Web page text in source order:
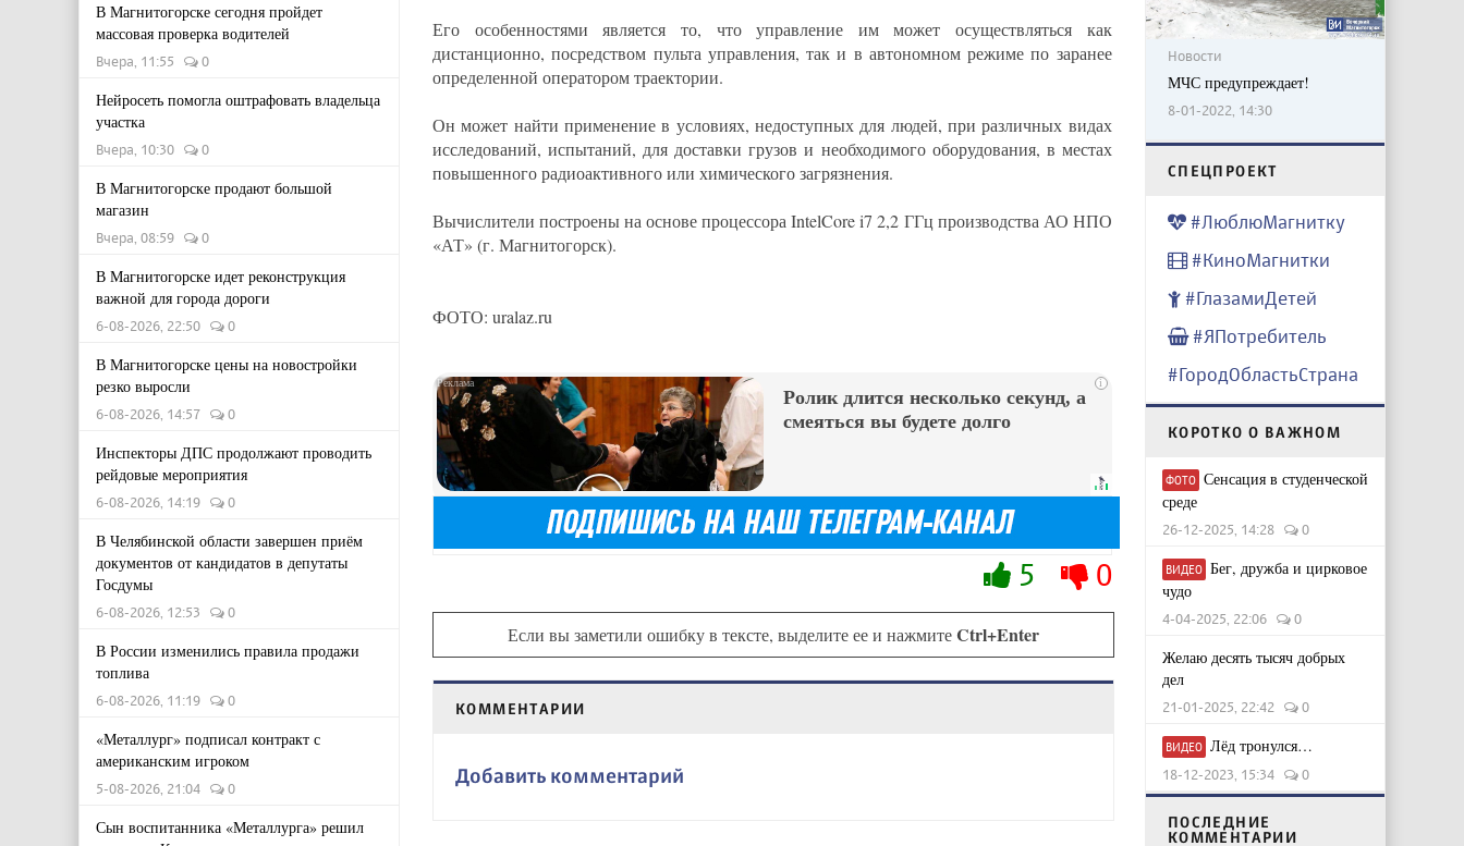
В Магнитогорске сегодня пройдет
массовая проверка водителей
Вчера, 11:55 0
Нейросеть помогла оштрафовать владельца
участка
Вчера, 10:30 0
В Магнитогорске продают большой
магазин
Вчера, 08:59 0
В Магнитогорске идет реконструкция
важной для города дороги
6-08-2026, 22:50 0
В Магнитогорске цены на новостройки
резко выросли
6-08-2026, 14:57 0
Инспекторы ДПС продолжают проводить
рейдовые мероприятия
6-08-2026, 14:19 0
В Челябинской области завершен приём
документов от кандидатов в депутаты
Госдумы
6-08-2026, 12:53 0
В России изменились правила продажи
топлива
6-08-2026, 11:19 0
«Металлург» подписал контракт с
американским игроком
5-08-2026, 21:04 0
Сын воспитанника «Металлурга» решил
Его особенностями является то, что управление им может осуществляться как
дистанционно, посредством пульта управления, так и в автономном режиме по заранее
определенной оператором траектории.
Он может найти применение в условиях, недоступных для людей, при различных видах
исследований, испытаний, для доставки грузов и необходимого оборудования, в местах
повышенного радиоактивного или химического загрязнения.
Вычислители построены на основе процессора IntelCore i7 2,2 ГГц производства АО НПО
«АТ» (г. Магнитогорск).
ФОТО: uralaz.ru
i
Ролик длится несколько секунд, а
смеяться вы будете долго
5 0
Если вы заметили ошибку в тексте, выделите ее и нажмитеCtrl+Enter
КОММЕНТАРИИ
Добавить комментарий
Новости
МЧС предупреждает!
8-01-2022, 14:30
CПЕЦПРОЕКТ
#ЛюблюМагнитку
#КиноМагнитки
#ГлазамиДетей
#ЯПотребитель
#ГородОбластьСтрана
КОРОТКО О ВАЖНОМ
ФОТО Сенсация в студенческой
среде
26-12-2025, 14:28 0
ВИДЕО Бег, дружба и цирковое
чудо
4-04-2025, 22:06 0
Желаю десять тысяч добрых
дел
21-01-2025, 22:42 0
ВИДЕО Лёд тронулся…
18-12-2023, 15:34 0
ПОСЛЕДНИЕ
КОММЕНТАРИИ